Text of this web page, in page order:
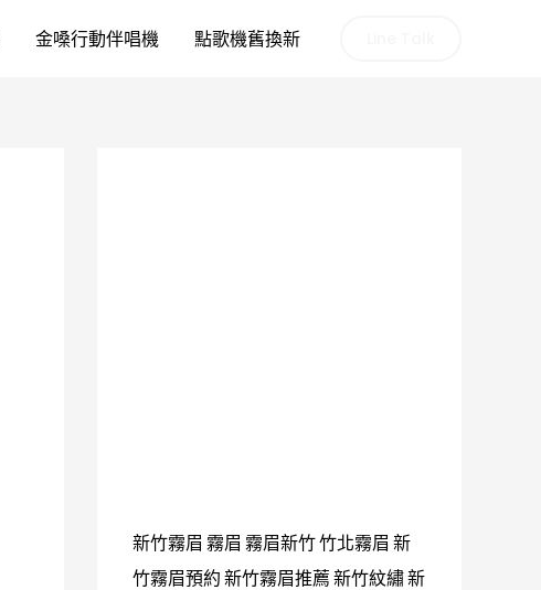
金嗓行動伴唱機 點歌機舊換新
新竹霧眉 霧眉 霧眉新竹竹北霧眉 新
竹霧眉預約 新竹霧眉推薦 新竹紋繡新